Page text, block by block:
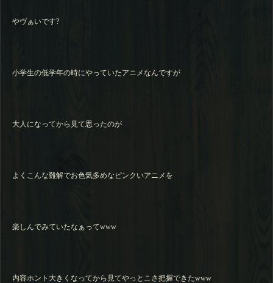
やヴぁいです?
小学生の低学年の時にやっていたアニメなんですが
大人になってから見て思ったのが
よくこんな難解でお色気多めなピンクいアニメを
楽しんでみていたなぁってwww
内容ホント大きくなってから見てやっとこさ把握できたwww